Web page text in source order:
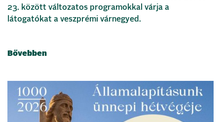
23. között változatos programokkal várja a
látogatókat a veszprémi várnegyed.
Bővebben